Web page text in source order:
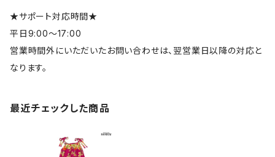
★サポート対応時間★
平日9:00～17:00
営業時間外にいただいたお問い合わせは、翌営業日以降の対応と
なります。
最近チェックした商品